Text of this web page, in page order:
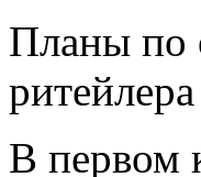
Планы по
В первом